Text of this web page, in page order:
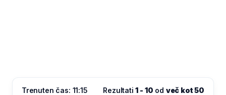
Trenuten čas: 11:15 Rezultati1 - 10 od več kot 50